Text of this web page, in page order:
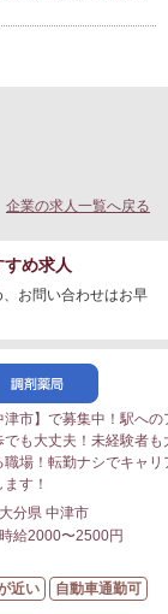
企業の求人一覧へ戻る
め求人
お問い合わせはお早
津市】で募集中！駅へ
でも大丈夫！未経験者も
職場！転勤ナシでキャ
ます！
大分県 中津市
時給2000〜2500円
近い 自動車通勤可